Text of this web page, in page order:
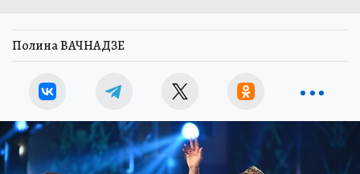
Полина ВАЧНАДЗЕ